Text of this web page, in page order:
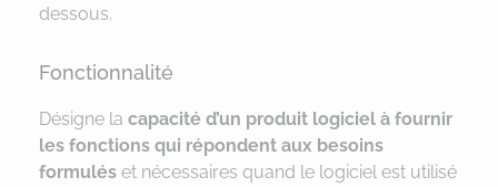
dessous.
Fonctionnalité
Désigne la capacité d’un produit logiciel à fournir
les fonctions qui répondent aux besoins
formulés et nécessaires quand le logiciel est utilisé